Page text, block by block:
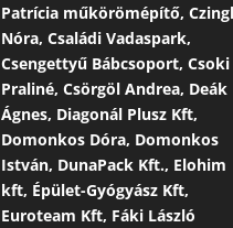
Patrícia műkörömépítő,
Nóra, Családi Vadaspark,
Csengettyű Bábcsoport, Csoki
Praliné, Csörgöl Andrea, Deák
Ágnes, Diagonál Plusz Kft,
Domonkos Dóra, Domonkos
István, DunaPack Kft., Elohim
kft, Épület-Gyógyász Kft,
Euroteam Kft, Fáki László